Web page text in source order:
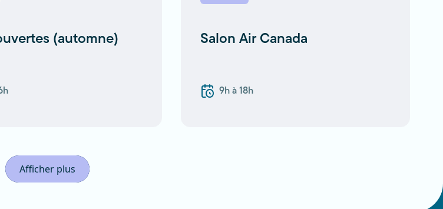
(automne) Salon Air Canada
9h à 18h
Afficher plus